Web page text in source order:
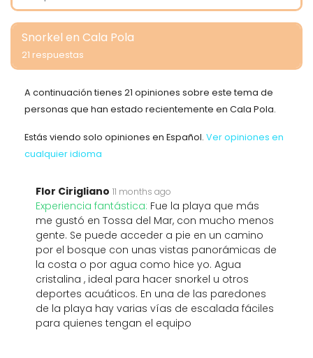
Snorkel en Cala Pola
21 respuestas
A continuación tienes 21 opiniones sobre este tema de
personas que han estado recientemente en Cala Pola.
Estás viendo solo opiniones en Español. Ver opiniones en
cualquier idioma
Flor Cirigliano 11 months ago
Experiencia fantástica: Fue la playa que más
me gustó en Tossa del Mar, con mucho menos
gente. Se puede acceder a pie en un camino
por el bosque con unas vistas panorámicas de
la costa o por agua como hice yo. Agua
cristalina , ideal para hacer snorkel u otros
deportes acuáticos. En una de las paredones
de la playa hay varias vías de escalada fáciles
para quienes tengan el equipo